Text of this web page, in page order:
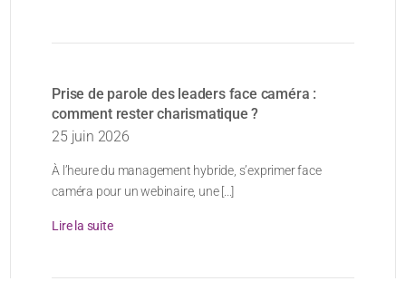
Prise de parole des leaders face caméra :
comment rester charismatique ?
25 juin 2026
À l’heure du management hybride, s’exprimer face
caméra pour un webinaire, une [...]
Lire la suite